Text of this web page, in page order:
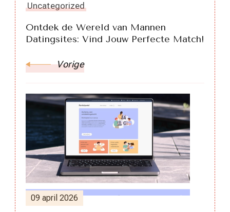
Uncategorized
Ontdek de Wereld van Mannen
Datingsites: Vind Jouw Perfecte Match!
Vorige
09 april 2026